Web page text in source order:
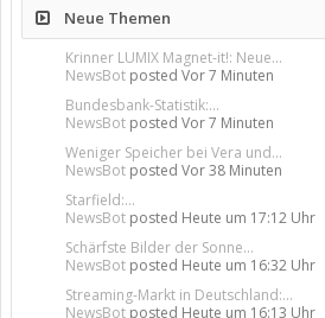
Neue Themen
Krinner LUMIX Magnet-it!: Neue...
NewsBot posted Vor 7 Minuten
Bundesbank-Statistik:...
NewsBot posted Vor 7 Minuten
Weniger Speicher bei Vera und...
NewsBot posted Vor 38 Minuten
Starfield:...
NewsBot posted Heute um 17:12 Uhr
Schärfste Bilder der Sonne...
NewsBot posted Heute um 16:32 Uhr
Streaming-Markt in Deutschland:...
NewsBot posted Heute um 16:13 Uhr